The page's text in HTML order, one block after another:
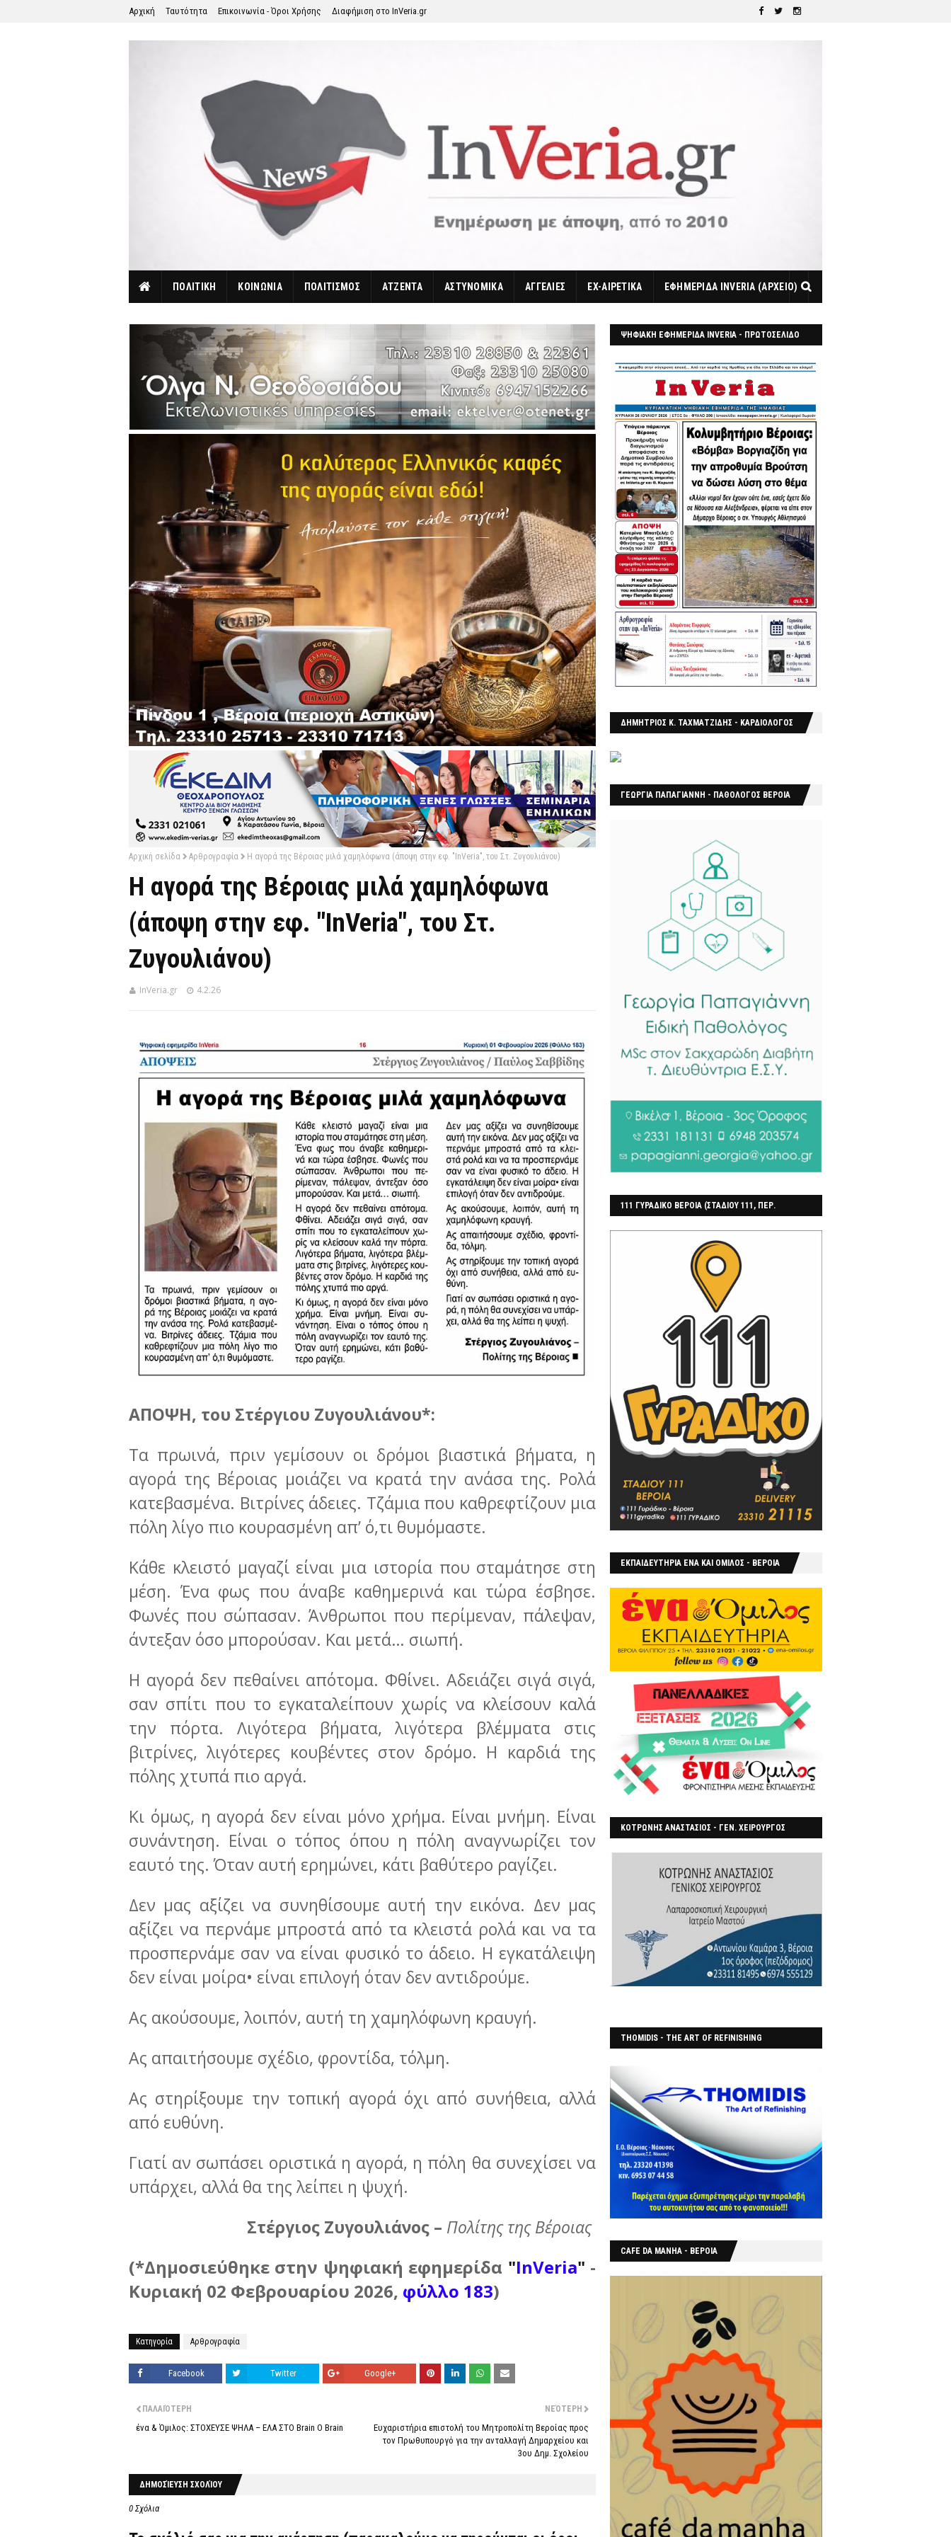
Αρχική Ταυτότητα Επικοινωνία - Όροι Χρήσης Διαφήμιση στο InVeria.gr
ΠΟΛΙΤΙΚΗ ΚΟΙΝΩΝΙΑ ΠΟΛΙΤΙΣΜΟΣ ΑΤΖΕΝΤΑ ΑΣΤΥΝΟΜΙΚΑ ΑΓΓΕΛΙΕΣ EX-ΑΙΡΕΤΙΚΑ ΕΦΗΜΕΡΙΔΑ INVERIA (ΑΡΧΕΙΟ)
Αρχική σελίδα Αρθρογραφία Η αγορά της Βέροιας μιλά χαμηλόφωνα (άποψη στην εφ. "InVeria", του Στ. Ζυγουλιάνου)
Η αγορά της Βέροιας μιλά χαμηλόφωνα
(άποψη στην εφ. "InVeria", του Στ.
Ζυγουλιάνου)
InVeria.gr 4.2.26
ΑΠΟΨΗ, του Στέργιου Ζυγουλιάνου*:
Τα πρωινά, πριν γεμίσουν οι δρόμοι βιαστικά βήματα, η
αγορά της Βέροιας μοιάζει να κρατά την ανάσα της. Ρολά
κατεβασμένα. Βιτρίνες άδειες. Τζάμια που καθρεφτίζουν μια
πόλη λίγο πιο κουρασμένη απ’ ό,τι θυμόμαστε.
Κάθε κλειστό μαγαζί είναι μια ιστορία που σταμάτησε στη
μέση. Ένα φως που άναβε καθημερινά και τώρα έσβησε.
Φωνές που σώπασαν. Άνθρωποι που περίμεναν, πάλεψαν,
άντεξαν όσο μπορούσαν. Και μετά… σιωπή.
Η αγορά δεν πεθαίνει απότομα. Φθίνει. Αδειάζει σιγά σιγά,
σαν σπίτι που το εγκαταλείπουν χωρίς να κλείσουν καλά
την πόρτα. Λιγότερα βήματα, λιγότερα βλέμματα στις
βιτρίνες, λιγότερες κουβέντες στον δρόμο. Η καρδιά της
πόλης χτυπά πιο αργά.
Κι όμως, η αγορά δεν είναι μόνο χρήμα. Είναι μνήμη. Είναι
συνάντηση. Είναι ο τόπος όπου η πόλη αναγνωρίζει τον
εαυτό της. Όταν αυτή ερημώνει, κάτι βαθύτερο ραγίζει.
Δεν μας αξίζει να συνηθίσουμε αυτή την εικόνα. Δεν μας
αξίζει να περνάμε μπροστά από τα κλειστά ρολά και να τα
προσπερνάμε σαν να είναι φυσικό το άδειο. Η εγκατάλειψη
δεν είναι μοίρα• είναι επιλογή όταν δεν αντιδρούμε.
Ας ακούσουμε, λοιπόν, αυτή τη χαμηλόφωνη κραυγή.
Ας απαιτήσουμε σχέδιο, φροντίδα, τόλμη.
Ας στηρίξουμε την τοπική αγορά όχι από συνήθεια, αλλά
από ευθύνη.
Γιατί αν σωπάσει οριστικά η αγορά, η πόλη θα συνεχίσει να
υπάρχει, αλλά θα της λείπει η ψυχή.
Στέργιος Ζυγουλιάνος – Πολίτης της Βέροιας
(*Δημοσιεύθηκε στην ψηφιακή εφημερίδα "InVeria" -
Κυριακή 02 Φεβρουαρίου 2026, φύλλο 183)
Κατηγορία Αρθρογραφία
Facebook Twitter Google+
ΝΕΌΤΕΡΗ
Ευχαριστήρια επιστολή του Μητροπολίτη Βεροίας προς
τον Πρωθυπουργό για την ανταλλαγή Δημαρχείου και
3ου Δημ. Σχολείου
ΠΑΛΑΙΌΤΕΡΗ
ένα & Όμιλος: ΣΤΟΧΕΥΣΕ ΨΗΛΑ – ΕΛΑ ΣΤΟ Brain O Brain
ΔΗΜΟΣΊΕΥΣΗ ΣΧΟΛΊΟΥ
0 Σχόλια
ΨΗΦΙΑΚΗ ΕΦΗΜΕΡΙΔΑ INVERIA - ΠΡΩΤΟΣΕΛΙΔΟ
ΔΗΜΗΤΡΙΟΣ Κ. ΤΑΧΜΑΤΖΙΔΗΣ - ΚΑΡΔΙΟΛΟΓΟΣ
ΓΕΩΡΓΙΑ ΠΑΠΑΓΙΑΝΝΗ - ΠΑΘΟΛΟΓΟΣ ΒΕΡΟΙΑ
111 ΓΥΡΑΔΙΚΟ ΒΕΡΟΙΑ (ΣΤΑΔΙΟΥ 111, ΠΕΡ.
ΕΚΠΑΙΔΕΥΤΗΡΙΑ ΕΝΑ ΚΑΙ ΟΜΙΛΟΣ - ΒΕΡΟΙΑ
ΚΟΤΡΩΝΗΣ ΑΝΑΣΤΑΣΙΟΣ - ΓΕΝ. ΧΕΙΡΟΥΡΓΟΣ
THOMIDIS - THE ART OF REFINISHING
CAFE DA MANHA - ΒΕΡΟΙΑ